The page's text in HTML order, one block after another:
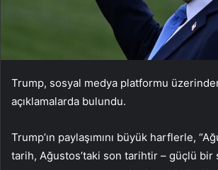
Trump, sosyal medya platformu
açıklamalarda bulundu.
Trump’ın paylaşımını büyük harflerle,
tarih, Ağustos’taki son tarihtir – güçlü